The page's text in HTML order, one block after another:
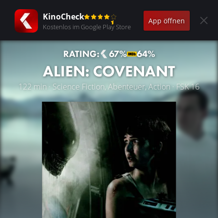
KinoCheck
Kostenlos im Google Play Store
App öffnen
RATING: 67% 64%
ALIEN: COVENANT
122 min · Science Fiction, Abenteuer, Action · FSK 16